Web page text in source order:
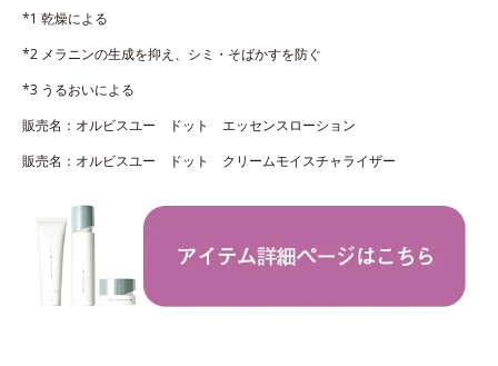
*1 乾燥による
*2 メラニンの生成を抑え、シミ・そばかすを防ぐ
*3 うるおいによる
販売名：オルビスユー ドット エッセンスローション
販売名：オルビスユー ドット クリームモイスチャライザー